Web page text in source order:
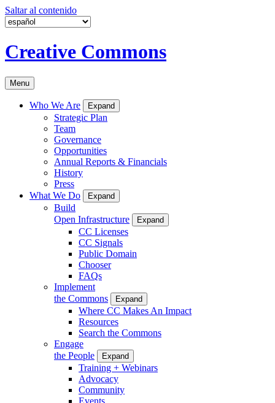
Saltar al contenido
Creative Commons
Menu
Who We Are Expand
Strategic Plan
Team
Governance
Opportunities
Annual Reports & Financials
History
Press
What We Do
Expand
Build
Open Infrastructure
Expand
CC Licenses
CC Signals
Public Domain
Chooser
FAQs
Implement
the Commons
Expand
Where CC Makes An Impact
Resources
Search the Commons
Engage
the People
Expand
Training + Webinars
Advocacy
Community
Events